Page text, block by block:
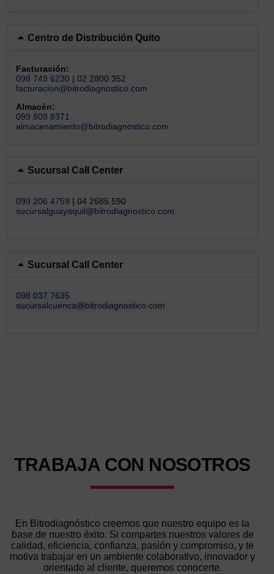
Centro de Distribución Quito
Facturación:
098 749 6230 | 02 2800 352
facturacion@bitrodiagnostico.com
Almacén:
099 809 8371
almacenamiento@bitrodiagnostico.com
Sucursal Call Center
099 206 4759 | 04 2685 590
sucursalguayaquil@bitrodiagnostico.com
Sucursal Call Center
098 037 7635
sucursalcuenca@bitrodiagnostico.com
TRABAJA CON NOSOTROS
En Bitrodiagnóstico creemos que nuestro equipo es la
base de nuestro éxito. Si compartes nuestros valores de
calidad, eficiencia, confianza, pasión y compromiso, y te
motiva trabajar en un ambiente colaborativo, innovador y
orientado al cliente, queremos conocerte.